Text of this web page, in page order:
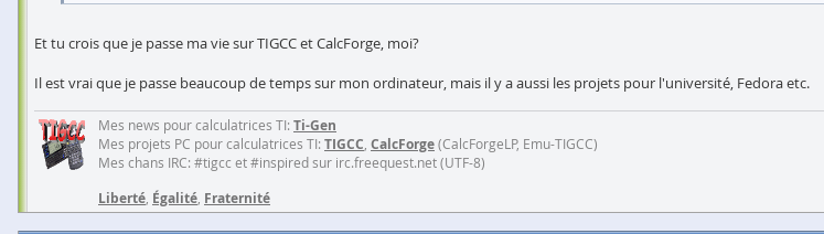
Et tu crois que je passe ma vie sur TIGCC et CalcForge, moi?
Il est vrai que je passe beaucoup de temps sur mon ordinateur, mais il y a aussi les projets pour l'université, Fedora etc.
Mes news pour calculatrices TI: Ti-Gen
Mes projets PC pour calculatrices TI: TIGCC CalcForge(CalcForgeLP, Emu-TIGCC)
Mes chans IRC: #tigcc et #inspired sur irc.freequest.net (UTF-8)
Liberté Égalité Fraternité